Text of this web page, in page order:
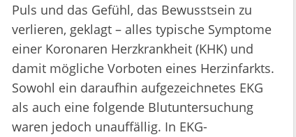
Puls und das Gefühl, das Bewusstsein zu
verlieren, geklagt – alles typische Symptome
einer Koronaren Herzkrankheit (KHK) und
damit mögliche Vorboten eines Herzinfarkts.
Sowohl ein daraufhin aufgezeichnetes EKG
als auch eine folgende Blutuntersuchung
waren jedoch unauffällig. In EKG-